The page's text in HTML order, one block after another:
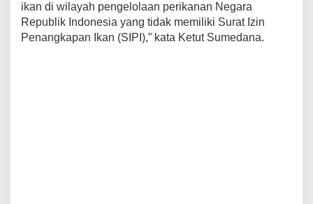
ikan di wilayah pengelolaan perikanan Negara
Republik Indonesia yang tidak memiliki Surat Izin
Penangkapan Ikan (SIPI),” kata Ketut Sumedana.